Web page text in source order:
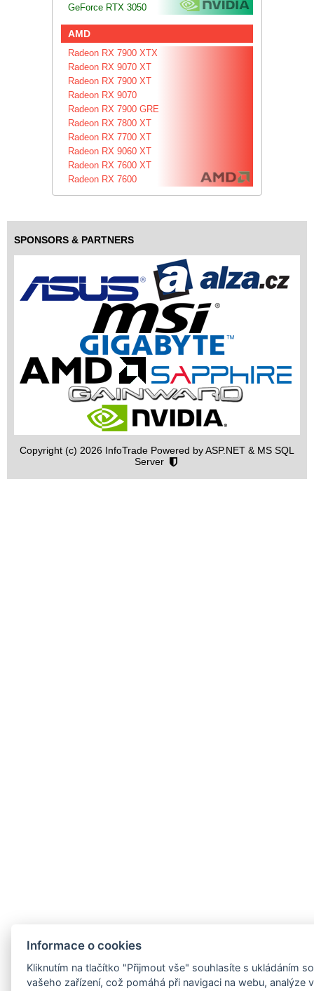
GeForce RTX 3050
AMD
Radeon RX 7900 XTX
Radeon RX 9070 XT
Radeon RX 7900 XT
Radeon RX 9070
Radeon RX 7900 GRE
Radeon RX 7800 XT
Radeon RX 7700 XT
Radeon RX 9060 XT
Radeon RX 7600 XT
Radeon RX 7600
SPONSORS & PARTNERS
Copyright (c) 2026 InfoTrade Powered by ASP.NET & MS SQL
Server
Informace o cookies
Kliknutím na tlačítko "Přijmout vše" souhlasíte s ukládáním
vašeho zařízení, což pomáhá při navigaci na webu, analýze